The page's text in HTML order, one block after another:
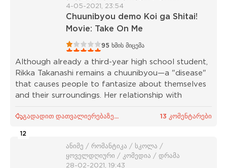
4-05-2021, 23:54
Chuunibyou demo Koi ga Shitai!
Movie: Take On Me
95 ხმის მიცემა
Although already a third-year high school student,
Rikka Takanashi remains a chuunibyou—a "disease"
that causes people to fantasize about themselves
and their surroundings. Her relationship with
გადადით დათვალიერებაზე... 13 კომენტარები
12
ანიმე / რომანტიკა / სკოლა /
ყოველდღიური / კომედია / დრამა
28-02-2021, 19:43